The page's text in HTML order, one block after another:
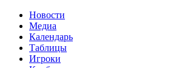
Новости
Медиа
Календарь
Таблицы
Игроки